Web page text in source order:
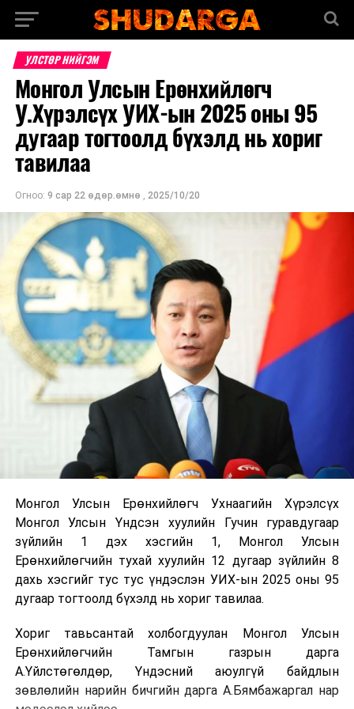
УЛСТӨР НИЙГЭМ
Монгол Улсын Ерөнхийлөгч
У.Хүрэлсүх УИХ-ын 2025 оны 95
дугаар тогтоолд бүхэлд нь хориг
тавилаа
Огноо: 9 сар 22 өдөр.өмнө , 2025/10/20
Монгол Улсын Ерөнхийлөгч Ухнаагийн Хүрэлсүх
Монгол Улсын Үндсэн хуулийн Гучин гуравдугаар
зүйлийн 1 дэх хэсгийн 1, Монгол Улсын
Ерөнхийлөгчийн тухай хуулийн 12 дугаар зүйлийн 8
дахь хэсгийг тус тус үндэслэн УИХ-ын 2025 оны 95
дугаар тогтоолд бүхэлд нь хориг тавилаа.
Хориг тавьсантай холбогдуулан Монгол Улсын
Ерөнхийлөгчийн Тамгын газрын дарга
А.Үйлстөгөлдөр, Үндэсний аюулгүй байдлын
зөвлөлийн нарийн бичгийн дарга А.Бямбажаргал нар